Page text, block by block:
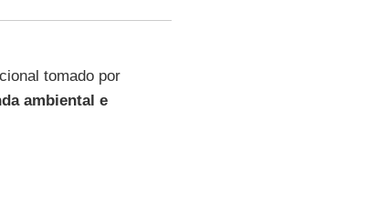
tomado por
ambiental e